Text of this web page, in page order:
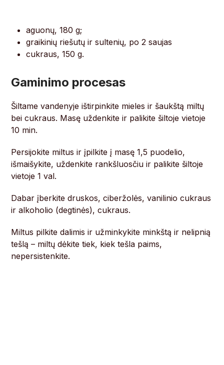
aguonų, 180 g;
graikinių riešutų ir sultenių, po 2 saujas
cukraus, 150 g.
Gaminimo procesas
Šiltame vandenyje ištirpinkite mieles ir šaukštą miltų
bei cukraus. Masę uždenkite ir palikite šiltoje vietoje
10 min.
Persijokite miltus ir įpilkite į masę 1,5 puodelio,
išmaišykite, uždenkite rankšluosčiu ir palikite šiltoje
vietoje 1 val.
Dabar įberkite druskos, ciberžolės, vanilinio cukraus
ir alkoholio (degtinės), cukraus.
Miltus pilkite dalimis ir užminkykite minkštą ir nelipnią
tešlą – miltų dėkite tiek, kiek tešla paims,
nepersistenkite.